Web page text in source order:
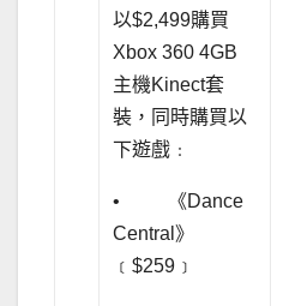
以$2,499購買
Xbox 360 4GB
主機Kinect套
裝，同時購買以
下遊戲﹕
• 《Dance
Central》
﹝$259﹞